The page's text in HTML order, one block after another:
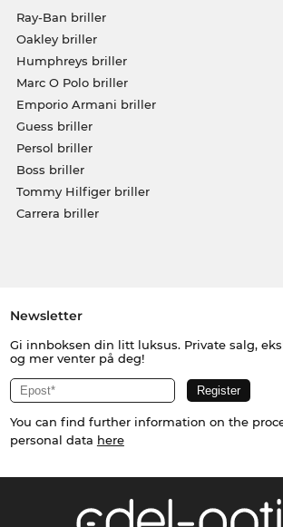
Ray-Ban briller
Oakley briller
Humphreys briller
Marc O Polo briller
Emporio Armani briller
Guess briller
Persol briller
Boss briller
Tommy Hilfiger briller
Carrera briller
Newsletter
Gi innboksen din litt luksus. Private salg,
og mer venter på deg!
You can find further information on the
personal data here